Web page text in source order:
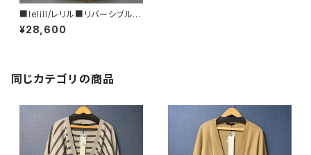
■lelill/レリル■リバーシブル・
ボアフリースジレ■12350224
■
¥28,600
同じカテゴリの商品